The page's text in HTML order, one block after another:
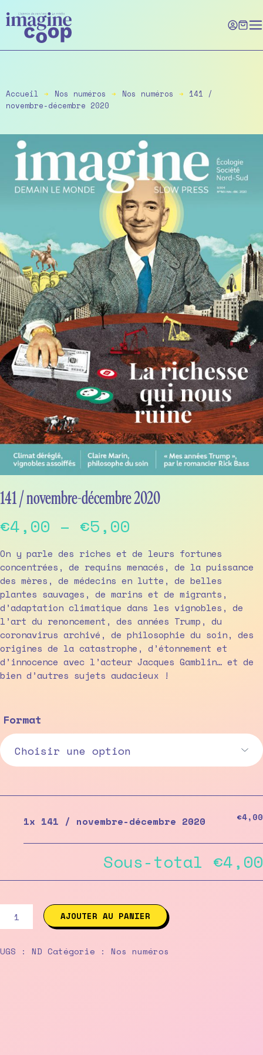
to
the
content
Accueil ➔ Nos numéros ➔ Nos numéros ➔ 141 /
novembre-décembre 2020
141 / novembre-décembre 2020
€4,00 – €5,00
range:
€4,00
through
€5,00
On y parle des riches et de leurs fortunes
concentrées, de requins menacés, de la puissance
des mères, de médecins en lutte, de belles
plantes sauvages, de marins et de migrants,
d’adaptation climatique dans les vignobles, de
l’art du renoncement, des années Trump, du
coronavirus archivé, de philosophie du soin, des
origines de la catastrophe, d’étonnement et
d’innocence avec l’acteur Jacques Gamblin… et de
bien d’autres sujets audacieux !
Format
1x 141 / novembre-décembre 2020 €4,00
Sous-total €4,00
141
novembre-
AJOUTER AU PANIER
UGS : ND Catégorie : Nos numéros